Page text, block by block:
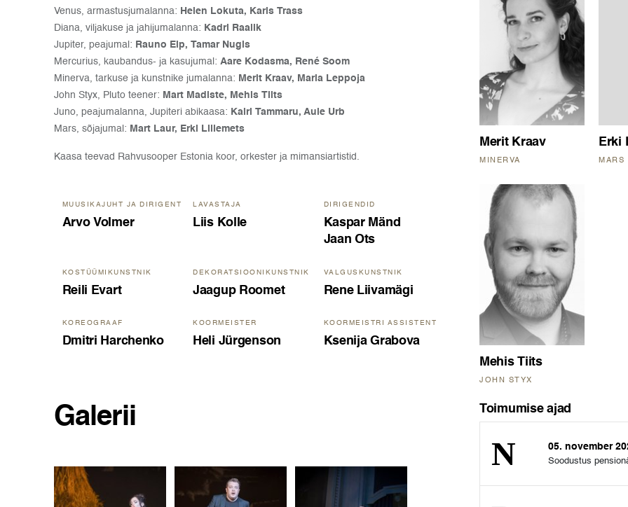
Venus, armastusjumalanna: Helen Lokuta, Karis Trass
Diana, viljakuse ja jahijumalanna: Kadri Raalik
Jupiter, peajumal: Rauno Elp, Tamar Nugis
Mercurius, kaubandus- ja kasujumal: Aare Kodasma, René Soom
Minerva, tarkuse ja kunstnike jumalanna: Merit Kraav, Maria Leppoja
John Styx, Pluto teener: Mart Madiste, Mehis Tiits
Juno, peajumalanna, Jupiteri abikaasa: Kairi Tammaru, Aule Urb
Mars, sõjajumal: Mart Laur, Erki Lillemets
Kaasa teevad Rahvusooper Estonia koor, orkester ja mimansiartistid.
MUUSIKAJUHT JA DIRIGENT
Arvo Volmer
LAVASTAJA
Liis Kolle
DIRIGENDID
Kaspar Mänd
Jaan Ots
KOSTÜÜMIKUNSTNIK
Reili Evart
DEKORATSIOONIKUNSTNIK
Jaagup Roomet
VALGUSKUNSTNIK
Rene Liivamägi
KOREOGRAAF
Dmitri Harchenko
KOORMEISTER
Heli Jürgenson
KOORMEISTRI ASSISTENT
Ksenija Grabova
Galerii
Merit Kraav
MINERVA
Erki
MARS
Mehis Tiits
JOHN STYX
Toimumise ajad
05. november
Soodustus